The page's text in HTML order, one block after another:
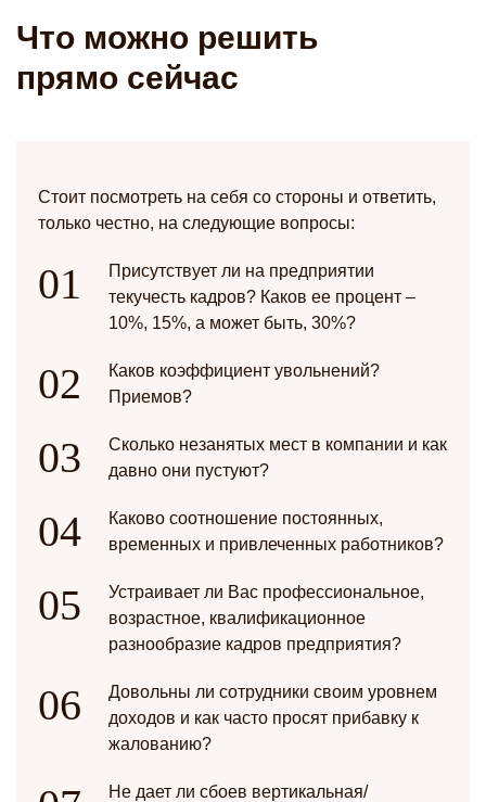
Что можно решить
прямо сейчас
Стоит посмотреть на себя со стороны и ответить,
только честно, на следующие вопросы:
Присутствует ли на предприятии
текучесть кадров? Каков ее процент –
10%, 15%, а может быть, 30%?
Каков коэффициент увольнений?
Приемов?
Сколько незанятых мест в компании и как
давно они пустуют?
Каково соотношение постоянных,
временных и привлеченных работников?
Устраивает ли Вас профессиональное,
возрастное, квалификационное
разнообразие кадров предприятия?
Довольны ли сотрудники своим уровнем
доходов и как часто просят прибавку к
жалованию?
Не дает ли сбоев вертикальная/